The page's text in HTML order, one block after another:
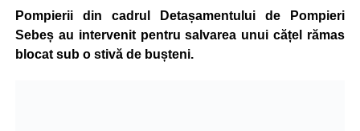
Pompierii din cadrul Detașamentului de Pompieri
Sebeș au intervenit pentru salvarea unui cățel rămas
blocat sub o stivă de bușteni.